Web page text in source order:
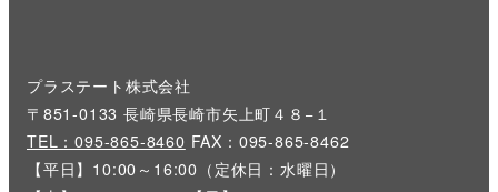
プラステート株式会社
〒851-0133 長崎県長崎市矢上町４８−１
TEL：095-865-8460 FAX：095-865-8462
【平日】10:00～16:00（定休日：水曜日）